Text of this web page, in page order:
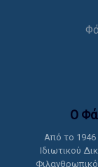
Ο
Από το
Ιδιωτικού